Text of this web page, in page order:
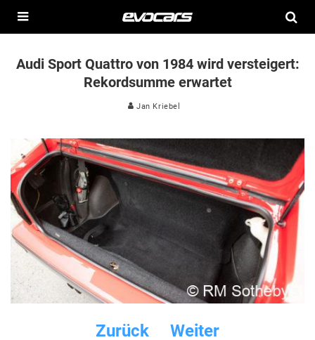
Audi Sport Quattro von 1984 wird versteigert:
Rekordsumme erwartet
Jan Kriebel
Zurück Weiter